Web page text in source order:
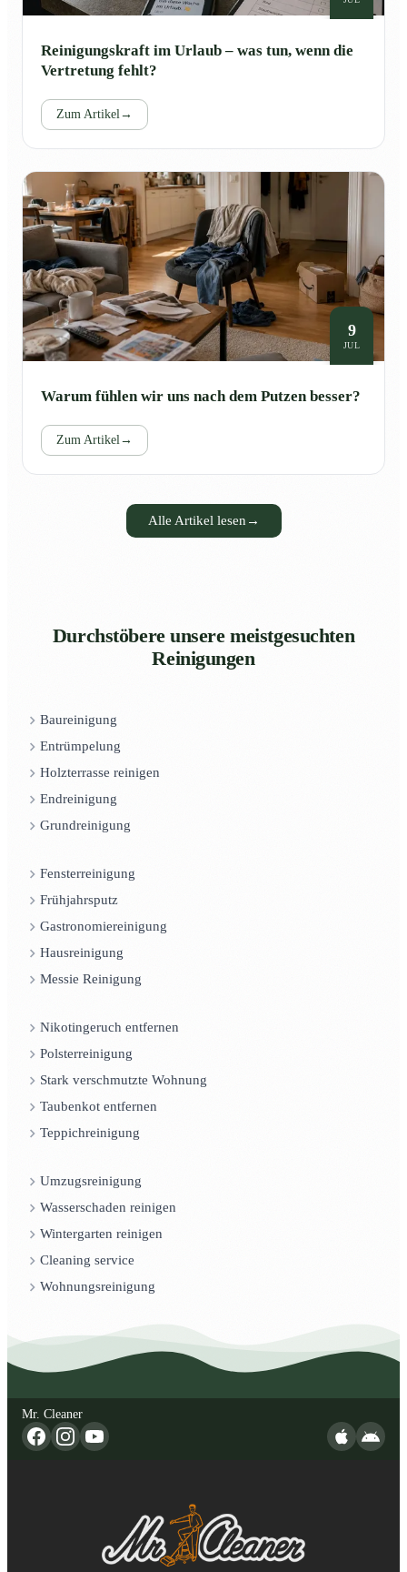
Reinigungskraft im Urlaub – was tun, wenn die
Vertretung fehlt?
Zum Artikel→
9
JUL
Warum fühlen wir uns nach dem Putzen besser?
Zum Artikel→
Alle Artikel lesen →
Durchstöbere unsere meistgesuchten
Reinigungen
Baureinigung
Entrümpelung
Holzterrasse reinigen
Endreinigung
Grundreinigung
Fensterreinigung
Frühjahrsputz
Gastronomiereinigung
Hausreinigung
Messie Reinigung
Nikotingeruch entfernen
Polsterreinigung
Stark verschmutzte Wohnung
Taubenkot entfernen
Teppichreinigung
Umzugsreinigung
Wasserschaden reinigen
Wintergarten reinigen
Cleaning service
Wohnungsreinigung
Mr. Cleaner